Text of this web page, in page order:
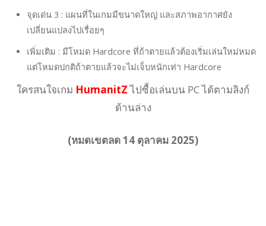
จุดเด่น 3 : แผนที่ในเกมมีขนาดใหญ่ และสภาพอากาศยัง
เปลี่ยนแปลงไปเรื่อยๆ
เพิ่มเติม : มีโหมด Hardcore ที่ถ้าตายแล้วต้องเริ่มเล่นใหม่หมด
แต่โหมดปกติถ้าตายแล้วจะไม่เจ็บหนักเท่า Hardcore
ใครสนใจเกม HumanitZไปซื้อเล่นบน PC ได้ตามลิงก์
ด้านล่าง
(หมดเขตลด 14 ตุลาคม 2025)